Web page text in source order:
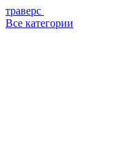
траверс
Все категории